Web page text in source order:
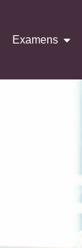
Examens